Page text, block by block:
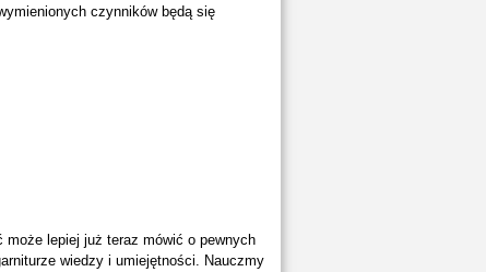
czynników będą się
lepiej już teraz mówić o pewnych
wiedzy i umiejętności. Nauczmy